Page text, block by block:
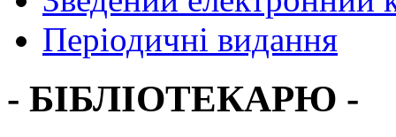
Періодичні видання
- БІБЛІОТЕКАРЮ -